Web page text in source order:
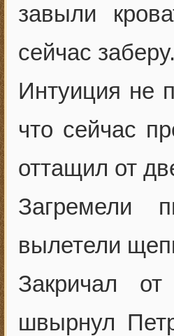
завыли
сейчас
Интуиция не
что сейчас
оттащил от
Загремели
вылетели
Закричал
швырнул